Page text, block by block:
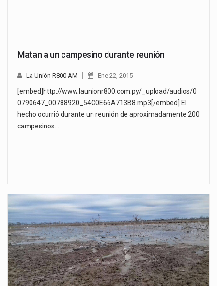
Matan a un campesino durante reunión
La Unión R800 AM Ene 22, 2015
[embed]http://www.launionr800.com.py/_upload/audios/0
0790647_00788920_54C0E66A713B8.mp3[/embed] El
hecho ocurrió durante un reunión de aproximadamente 200
campesinos…